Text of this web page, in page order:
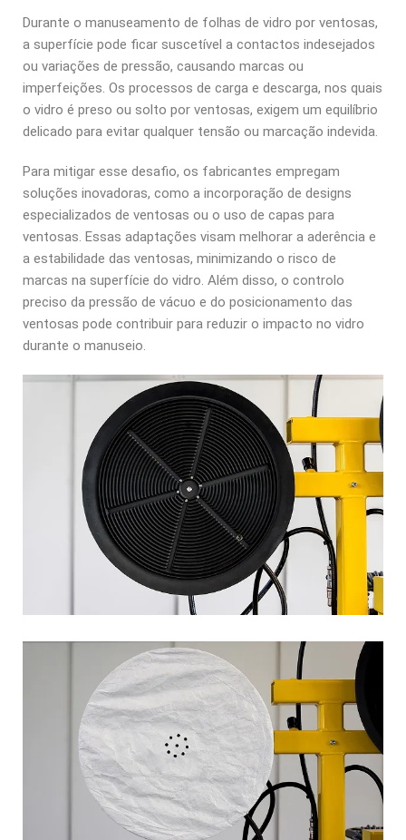
Durante o manuseamento de folhas de vidro por ventosas,
a superfície pode ficar suscetível a contactos indesejados
ou variações de pressão, causando marcas ou
imperfeições. Os processos de carga e descarga, nos quais
o vidro é preso ou solto por ventosas, exigem um equilíbrio
delicado para evitar qualquer tensão ou marcação indevida.
Para mitigar esse desafio, os fabricantes empregam
soluções inovadoras, como a incorporação de designs
especializados de ventosas ou o uso de capas para
ventosas. Essas adaptações visam melhorar a aderência e
a estabilidade das ventosas, minimizando o risco de
marcas na superfície do vidro. Além disso, o controlo
preciso da pressão de vácuo e do posicionamento das
ventosas pode contribuir para reduzir o impacto no vidro
durante o manuseio.